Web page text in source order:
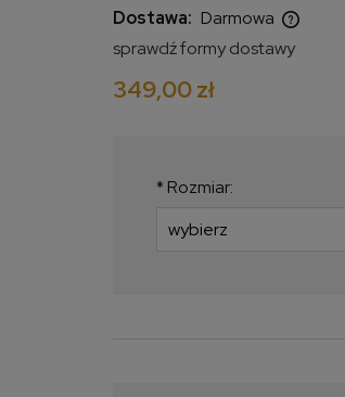
Dostawa: Darmowa
kosztów płatności
sprawdź formy dostawy
349,00 zł
* Rozmiar: